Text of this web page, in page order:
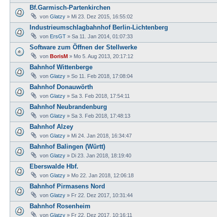
Bf.Garmisch-Partenkirchen
von Glatzy » Mi 23. Dez 2015, 16:55:02
Industrieumschlagbahnhof Berlin-Lichtenberg
von ErsGT » Sa 11. Jan 2014, 01:07:33
Software zum Öffnen der Stellwerke
von BorisM » Mo 5. Aug 2013, 20:17:12
Bahnhof Wittenberge
von Glatzy » So 11. Feb 2018, 17:08:04
Bahnhof Donauwörth
von Glatzy » Sa 3. Feb 2018, 17:54:11
Bahnhof Neubrandenburg
von Glatzy » Sa 3. Feb 2018, 17:48:13
Bahnhof Alzey
von Glatzy » Mi 24. Jan 2018, 16:34:47
Bahnhof Balingen (Württ)
von Glatzy » Di 23. Jan 2018, 18:19:40
Eberswalde Hbf.
von Glatzy » Mo 22. Jan 2018, 12:06:18
Bahnhof Pirmasens Nord
von Glatzy » Fr 22. Dez 2017, 10:31:44
Bahnhof Rosenheim
von Glatzy » Fr 22. Dez 2017, 10:16:11